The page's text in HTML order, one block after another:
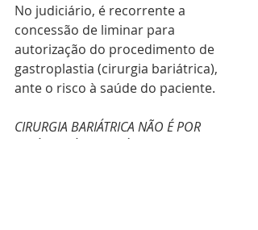
No judiciário, é recorrente a
concessão de liminar para
autorização do procedimento de
gastroplastia (cirurgia bariátrica),
ante o risco à saúde do paciente.
CIRURGIA BARIÁTRICA NÃO É POR